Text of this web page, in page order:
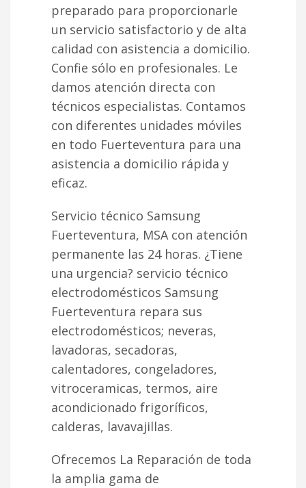
preparado para proporcionarle
un servicio satisfactorio y de alta
calidad con asistencia a domicilio.
Confie sólo en profesionales. Le
damos atención directa con
técnicos especialistas. Contamos
con diferentes unidades móviles
en todo Fuerteventura para una
asistencia a domicilio rápida y
eficaz.
Servicio técnico Samsung
Fuerteventura, MSA con atención
permanente las 24 horas. ¿Tiene
una urgencia? servicio técnico
electrodomésticos Samsung
Fuerteventura repara sus
electrodomésticos; neveras,
lavadoras, secadoras,
calentadores, congeladores,
vitroceramicas, termos, aire
acondicionado frigoríficos,
calderas, lavavajillas.
Ofrecemos La Reparación de toda
la amplia gama de